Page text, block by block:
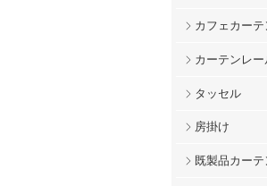
カフェカーテ
カーテンレー
タッセル
房掛け
既製品カーテ